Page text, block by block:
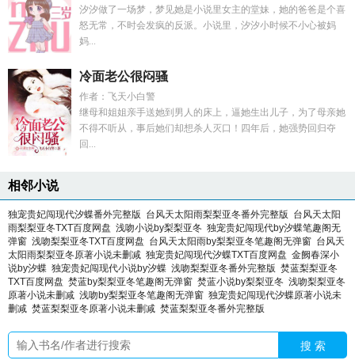
汐汐做了一场梦，梦见她是小说里女主的堂妹，她的爸爸是个喜
怒无常，不时会发疯的反派。小说里，汐汐小时候不小心被妈
妈...
冷面老公很闷骚
作者：飞天小白警
继母和姐姐亲手送她到男人的床上，逼她生出儿子，为了母亲她
不得不听从，事后她们却想杀人灭口！四年后，她强势回归夺
回...
相邻小说
独宠贵妃闯现代汐蝶番外完整版 台风天太阳雨梨梨亚冬番外完整版 台风天太阳
雨梨梨亚冬TXT百度网盘 浅吻小说by梨梨亚冬 独宠贵妃闯现代by汐蝶笔趣阁无
弹窗 浅吻梨梨亚冬TXT百度网盘 台风天太阳雨by梨梨亚冬笔趣阁无弹窗 台风天
太阳雨梨梨亚冬原著小说未删减 独宠贵妃闯现代汐蝶TXT百度网盘 金阙春深小
说by汐蝶 独宠贵妃闯现代小说by汐蝶 浅吻梨梨亚冬番外完整版 焚蓝梨梨亚冬
TXT百度网盘 焚蓝by梨梨亚冬笔趣阁无弹窗 焚蓝小说by梨梨亚冬 浅吻梨梨亚冬
原著小说未删减 浅吻by梨梨亚冬笔趣阁无弹窗 独宠贵妃闯现代汐蝶原著小说未
删减 焚蓝梨梨亚冬原著小说未删减 焚蓝梨梨亚冬番外完整版
搜 索